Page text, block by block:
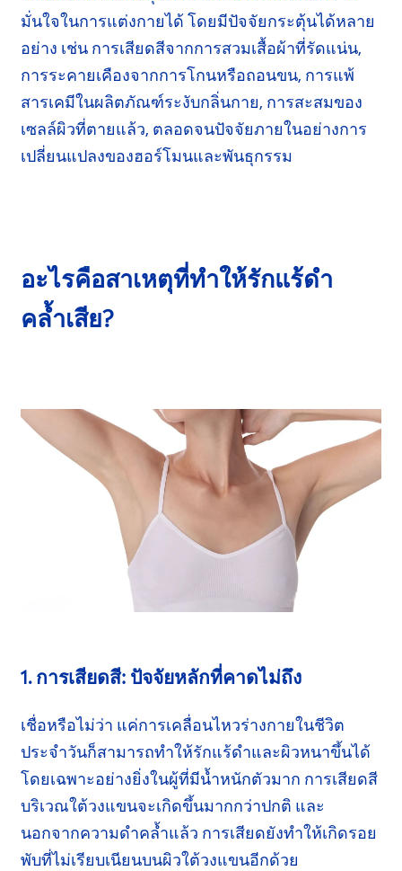
มั่นใจในการแต่งกายได้ โดยมีปัจจัยกระตุ้นได้หลาย
อย่าง เช่น การเสียดสีจากการสวมเสื้อผ้าที่รัดแน่น,
การระคายเคืองจากการโกนหรือถอนขน, การแพ้
สารเคมีในผลิตภัณฑ์ระงับกลิ่นกาย, การสะสมของ
เซลล์ผิวที่ตายแล้ว, ตลอดจนปัจจัยภายในอย่างการ
เปลี่ยนแปลงของฮอร์โมนและพันธุกรรม
อะไรคือสาเหตุที่ทำให้รักแร้ดำ
คล้ำเสีย?
1. การเสียดสี: ปัจจัยหลักที่คาดไม่ถึง
เชื่อหรือไม่ว่า แค่การเคลื่อนไหวร่างกายในชีวิต
ประจำวันก็สามารถทำให้รักแร้ดำและผิวหนาขึ้นได้
โดยเฉพาะอย่างยิ่งในผู้ที่มีน้ำหนักตัวมาก การเสียดสี
บริเวณใต้วงแขนจะเกิดขึ้นมากกว่าปกติ และ
นอกจากความดำคล้ำแล้ว การเสียดยังทำให้เกิดรอย
พับที่ไม่เรียบเนียนบนผิวใต้วงแขนอีกด้วย